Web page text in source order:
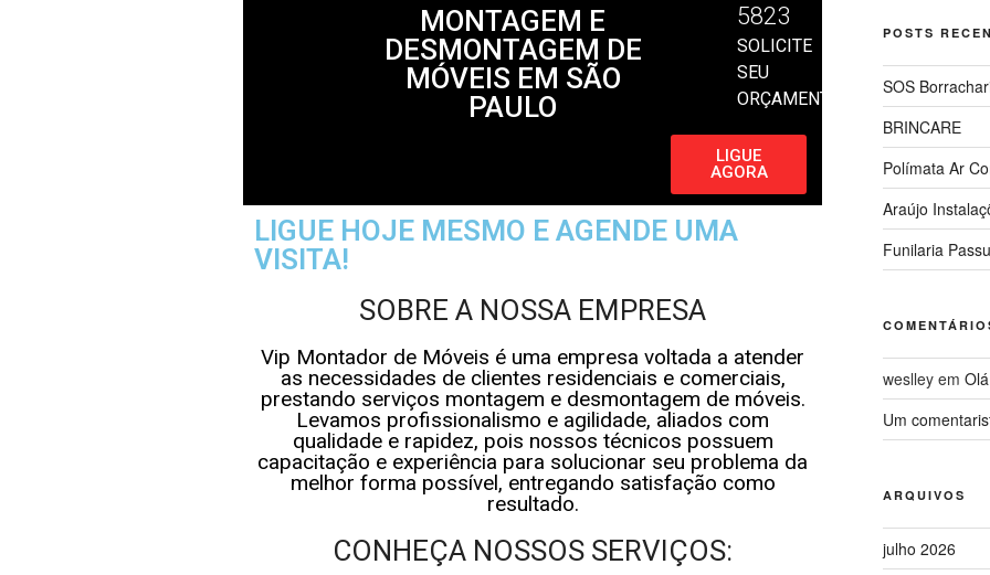
MONTAGEM E
DESMONTAGEM DE
MÓVEIS EM SÃO
PAULO
5823
SOLICITE
SEU
ORÇAMENTO
LIGUE
AGORA
LIGUE HOJE MESMO E AGENDE UMA
VISITA!
SOBRE A NOSSA EMPRESA
Vip Montador de Móveis é uma empresa voltada a atender
as necessidades de clientes residenciais e comerciais,
prestando serviços montagem e desmontagem de móveis.
Levamos profissionalismo e agilidade, aliados com
qualidade e rapidez, pois nossos técnicos possuem
capacitação e experiência para solucionar seu problema da
melhor forma possível, entregando satisfação como
resultado.
CONHEÇA NOSSOS SERVIÇOS:
POSTS
SOS
BRINCARE
Polímata Ar
Araújo
Funilaria
weslleyem
Um
ARQUIVOS
julho 2026